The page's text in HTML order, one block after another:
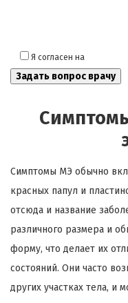
Я согласен на
Симптомы МЭ обычно
красных папул и
отсюда и название
различного размера и
форму, что делает их
состояний. Они часто
других участках тела, и